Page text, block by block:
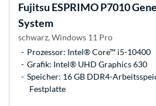
Fujitsu ESPRIMO P7010
System
schwarz, Windows 11 Pro
Prozessor: Intel® Core™ i5-10400
Grafik: Intel® UHD Graphics 630
Speicher: 16 GB DDR4-
Festplatte